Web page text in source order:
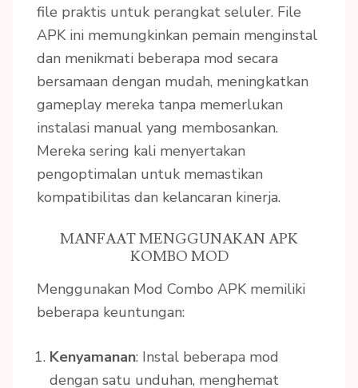
file praktis untuk perangkat seluler. File
APK ini memungkinkan pemain menginstal
dan menikmati beberapa mod secara
bersamaan dengan mudah, meningkatkan
gameplay mereka tanpa memerlukan
instalasi manual yang membosankan.
Mereka sering kali menyertakan
pengoptimalan untuk memastikan
kompatibilitas dan kelancaran kinerja.
MANFAAT MENGGUNAKAN APK
KOMBO MOD
Menggunakan Mod Combo APK memiliki
beberapa keuntungan:
Kenyamanan: Instal beberapa mod
dengan satu unduhan, menghemat